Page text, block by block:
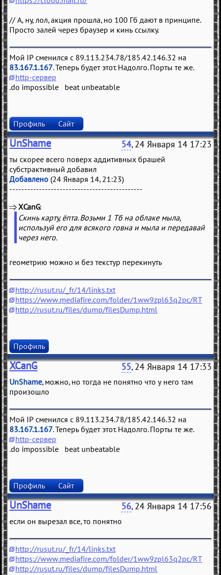
// А, ну, лол, акция прошла, но 100 Гб дают в принципе.
Просто залей через браузер и кинь ссылку.
Мой IP сменился с 89.113.234.78/185.42.146.32 на
83.167.1.167. Теперь будет этот. Надолго. Порты те же.
http-сервер
.do impossible beat unbeatable
Профиль Сайт
UnShame 54, 24 Января 14 17:23
ты скорее всего поверх аддитивных брашей
субстрактивный добавил
Добавлено (24 Января 14, 21:23)
---------------------------------------------
XCanG
Скинь карту, ёпта. Возьми 1 Тб на облаке мыла,
используй его для всякого говна и мыла и передавай
через него.
геометрию можно и без текстур перекинуть
http://rusut.ru/_fr/14/links.txt
https://www.mediafire.com/folder/1ww9zpl63q2pc/RT
http://rusut.ru/files/dump/filesDump.html
Профиль
XCanG 55, 24 Января 14 17:33
UnShame, можно, но тогда не понятно что у него там
произошло
Мой IP сменился с 89.113.234.78/185.42.146.32 на
83.167.1.167. Теперь будет этот. Надолго. Порты те же.
http-сервер
.do impossible beat unbeatable
Профиль Сайт
UnShame 56, 24 Января 14 17:56
если он вырезал все, то понятно
http://rusut.ru/_fr/14/links.txt
https://www.mediafire.com/folder/1ww9zpl63q2pc/RT
http://rusut.ru/files/dump/filesDump.html